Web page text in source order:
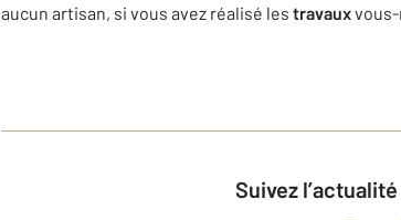
aucun artisan, si vous avez réalisé les travauxvous-
Suivez